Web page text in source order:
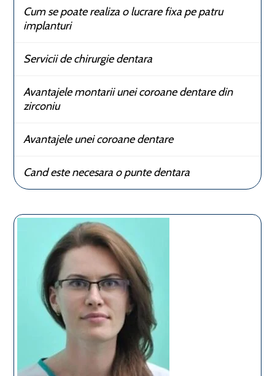
Cum se poate realiza o lucrare fixa pe patru
implanturi
Servicii de chirurgie dentara
Avantajele montarii unei coroane dentare din
zirconiu
Avantajele unei coroane dentare
Cand este necesara o punte dentara